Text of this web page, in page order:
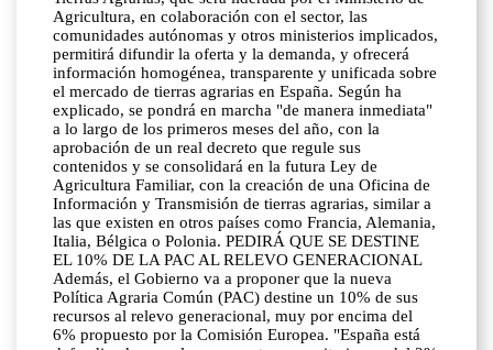
Agricultura, en colaboración con el sector, las
comunidades autónomas y otros ministerios implicados,
permitirá difundir la oferta y la demanda, y ofrecerá
información homogénea, transparente y unificada sobre
el mercado de tierras agrarias en España. Según ha
explicado, se pondrá en marcha "de manera inmediata"
a lo largo de los primeros meses del año, con la
aprobación de un real decreto que regule sus
contenidos y se consolidará en la futura Ley de
Agricultura Familiar, con la creación de una Oficina de
Información y Transmisión de tierras agrarias, similar a
las que existen en otros países como Francia, Alemania,
Italia, Bélgica o Polonia. PEDIRÁ QUE SE DESTINE
EL 10% DE LA PAC AL RELEVO GENERACIONAL
Además, el Gobierno va a proponer que la nueva
Política Agraria Común (PAC) destine un 10% de sus
recursos al relevo generacional, muy por encima del
6% propuesto por la Comisión Europea. "España está